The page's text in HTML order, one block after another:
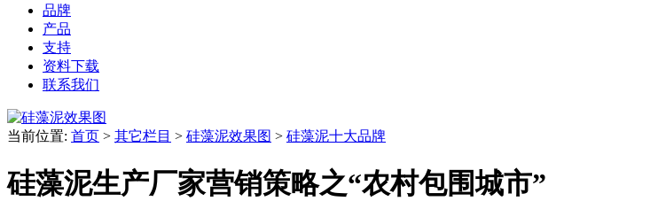
品牌
产品
支持
资料下载
联系我们
当前位置: 首页 > 其它栏目 > 硅藻泥效果图 > 硅藻泥十大品牌
硅藻泥生产厂家营销策略之“农村包围城市”